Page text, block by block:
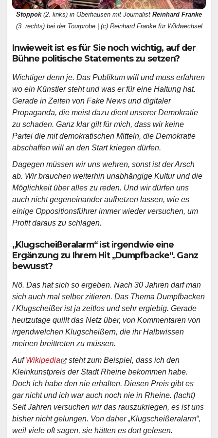
Stoppok(2. links) in Oberhausen mit Journalist Reinhard Franke
(3. rechts) bei der Tourprobe | (c) Reinhard Franke für Wildwechsel
Inwieweit ist es für Sie noch wichtig, auf der
Bühne politische Statements zu setzen?
Wichtiger denn je. Das Publikum will und muss erfahren
wo ein Künstler steht und was er für eine Haltung hat.
Gerade in Zeiten von Fake News und digitaler
Propaganda, die meist dazu dient unserer Demokratie
zu schaden. Ganz klar gilt für mich, dass wir keine
Partei die mit demokratischen Mitteln, die Demokratie
abschaffen will an den Start kriegen dürfen.
Dagegen müssen wir uns wehren, sonst ist der Arsch
ab. Wir brauchen weiterhin unabhängige Kultur und die
Möglichkeit über alles zu reden. Und wir dürfen uns
auch nicht gegeneinander aufhetzen lassen, wie es
einige Oppositionsführer immer wieder versuchen, um
Profit daraus zu schlagen.
„Klugscheißeralarm“ ist irgendwie eine
Ergänzung zu Ihrem Hit „Dumpfbacke“. Ganz
bewusst?
Nö. Das hat sich so ergeben. Nach 30 Jahren darf man
sich auch mal selber zitieren. Das Thema Dumpfbacken
/ Klugscheißer ist ja zeitlos und sehr ergiebig. Gerade
heutzutage quillt das Netz über, von Kommentaren von
irgendwelchen Klugscheißern, die ihr Halbwissen
meinen breittreten zu müssen.
AufWikipedia
steht zum Beispiel, dass ich den
Kleinkunstpreis der Stadt Rheine bekommen habe.
Doch ich habe den nie erhalten. Diesen Preis gibt es
gar nicht und ich war auch noch nie in Rheine. (lacht)
Seit Jahren versuchen wir das rauszukriegen, es ist uns
bisher nicht gelungen. Von daher „Klugscheißeralarm“,
weil viele oft sagen, sie hätten es dort gelesen.